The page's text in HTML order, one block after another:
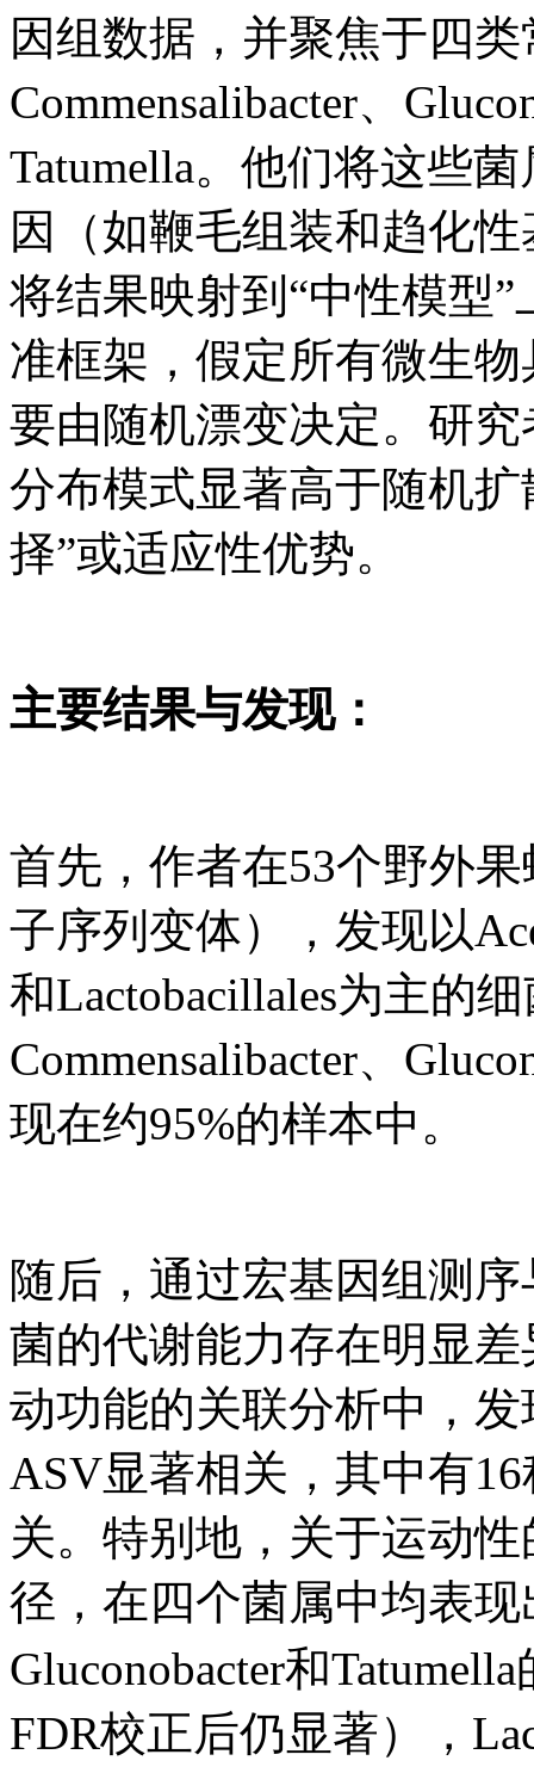
因组数据，并聚焦于四
Commensalibacter、
Tatumella。他们将这些
因（如鞭毛组装和趋化
将结果映射到“中性模型
准框架，假定所有微生
要由随机漂变决定。研
分布模式显著高于随机
择”或适应性优势。
主要结果与发现：
首先，作者在53个野外
子序列变体），发现以
和Lactobacillales为主的
Commensalibacter、
现在约95%的样本中。
随后，通过宏基因组测
菌的代谢能力存在明显
动功能的关联分析中，
ASV显著相关，其中有
关。特别地，关于运动
径，在四个菌属中均表
Gluconobacter和
FDR校正后仍显著），